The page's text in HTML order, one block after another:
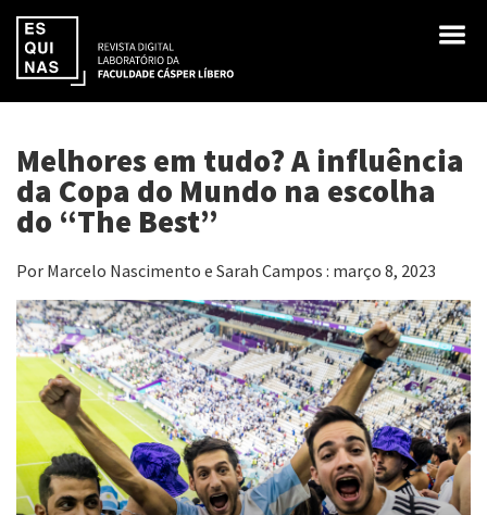
Melhores em tudo? A influência
da Copa do Mundo na escolha
do “The Best”
Por Marcelo Nascimento e Sarah Campos : março 8, 2023